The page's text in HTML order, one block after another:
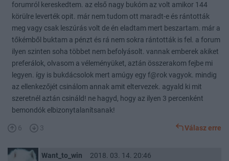
forumról kereskedtem. az első nagy bukóm az volt amikor 144
körülre leverték opit. már nem tudom ott maradt-e és rántották
meg vagy csak leszúrás volt de én eladtam mert beszartam. már a
tőkémből buktam a pénzt és rá nem sokra rántották is fel. a forum
ilyen szinten soha többet nem befolyásolt. vannak emberek akiket
preferálok, olvasom a véleményüket, aztán összerakom fejbe mi
legyen. így is bukdácsolok mert amúgy egy f@rok vagyok. mindig
az ellenkezőjét csinálom annak amit eltervezek. agyald ki mit
szeretnél aztán csináld! ne hagyd, hogy az ilyen 3 percenként
bemondók elbizonytalanítsanak!
6 3 Válasz erre
Want_to_win
2018. 03. 14. 20:46